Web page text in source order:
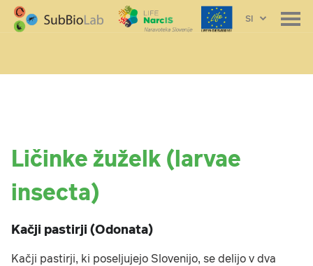
SI
Ličinke žuželk (larvae
insecta)
Kačji pastirji (Odonata)
Kačji pastirji, ki poseljujejo Slovenijo, se delijo v dva